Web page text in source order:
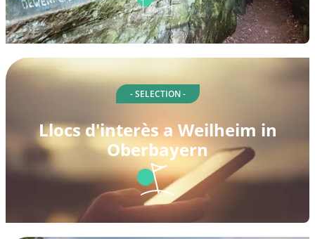
- SELECTION -
Llocs d'interès a Weilheim in
Oberbayern